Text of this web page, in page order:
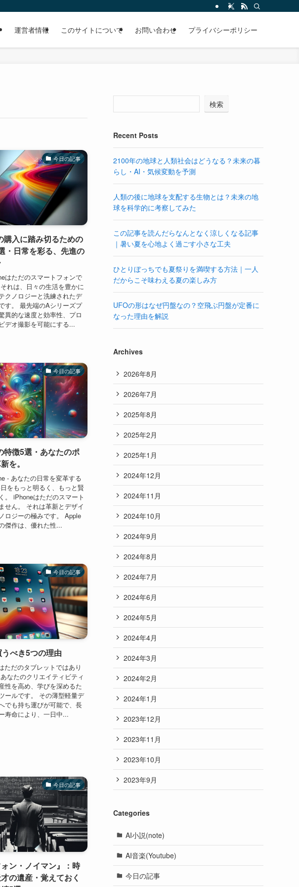
運営者情報 このサイトについて お問い合わせ プライバシーポリシー
今日の記事
購入に踏み切るための
・日常を彩る、先進の
はただのスマートフォンで
れは、日々の生活を豊かに
クノロジーと洗練されたデ
す。 最先端のAシリーズプ
異的な速度と効率性、プロ
デオ撮影を可能にする...
今日の記事
特徴5選・あなたのポ
を。
- あなたの日常を変革する
をもっと明るく、もっと賢
。 iPhoneはただのスマート
せん。 それは革新とデザイ
ロジーの極みです。 Apple
傑作は、優れた性...
今日の記事
うべき5つの理由
ただのタブレットではあり
なたのクリエイティビティ
性を高め、学びを深めるた
ールです。 その薄型軽量デ
でも持ち運びが可能で、長
寿命により、一日中...
今日の記事
ォン・ノイマン』：時
の遺産・覚えておく
検索
Recent Posts
2100年の地球と人類社会はどうなる？未来の暮
らし・AI・気候変動を予測
人類の後に地球を支配する生物とは？未来の地
球を科学的に考察してみた
この記事を読んだらなんとなく涼しくなる記事
｜暑い夏を心地よく過ごす小さな工夫
ひとりぼっちでも夏祭りを満喫する方法｜一人
だからこそ味わえる夏の楽しみ方
UFOの形はなぜ円盤なの？空飛ぶ円盤が定番に
なった理由を解説
Archives
2026年8月
2026年7月
2025年8月
2025年2月
2025年1月
2024年12月
2024年11月
2024年10月
2024年9月
2024年8月
2024年7月
2024年6月
2024年5月
2024年4月
2024年3月
2024年2月
2024年1月
2023年12月
2023年11月
2023年10月
2023年9月
Categories
AI小説(note)
AI音楽(Youtube)
今日の記事